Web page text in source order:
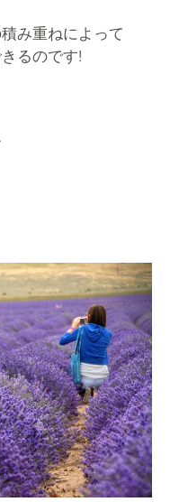
み重ねによって
るのです!